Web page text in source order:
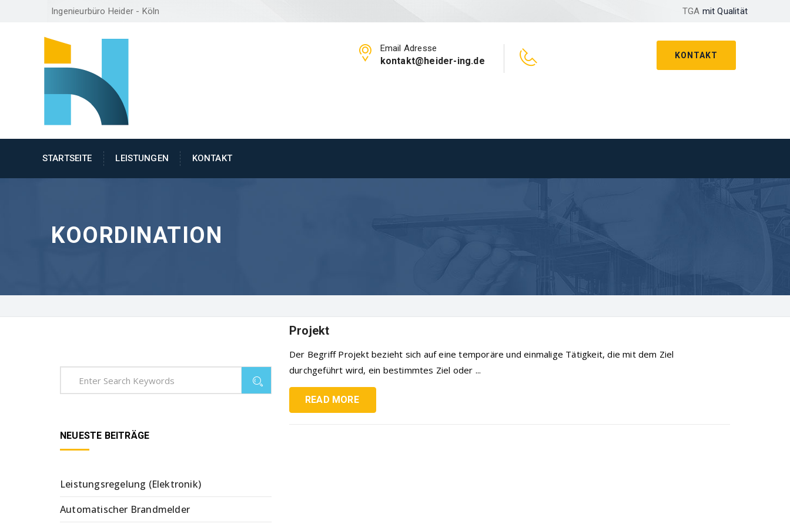
Ingenieurbüro Heider - Köln TGA mit Qualität
KONTAKT
Email Adresse
kontakt@heider-ing.de
STARTSEITE LEISTUNGEN KONTAKT
KOORDINATION
Projekt
Der Begriff Projekt bezieht sich auf eine temporäre und einmalige Tätigkeit, die mit dem Ziel
durchgeführt wird, ein bestimmtes Ziel oder ...
READ MORE
NEUESTE BEITRÄGE
Leistungsregelung (Elektronik)
Automatischer Brandmelder